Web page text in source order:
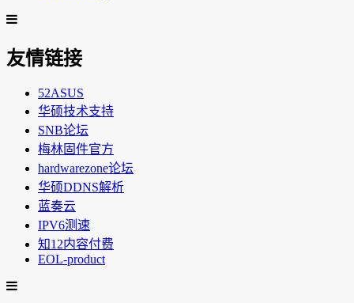
友情链接
52ASUS
华硕技术支持
SNB论坛
梅林固件官方
hardwarezone论坛
华硕DDNS解析
蓝奏云
IPV6测速
知12内容付费
EOL-product